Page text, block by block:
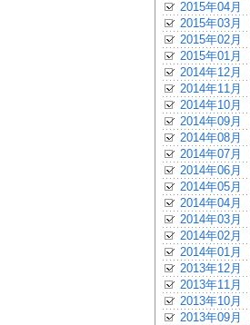
2015年04月
2015年03月
2015年02月
2015年01月
2014年12月
2014年11月
2014年10月
2014年09月
2014年08月
2014年07月
2014年06月
2014年05月
2014年04月
2014年03月
2014年02月
2014年01月
2013年12月
2013年11月
2013年10月
2013年09月